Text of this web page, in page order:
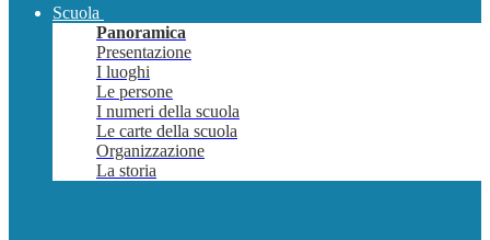
Scuola
Panoramica
Presentazione
I luoghi
Le persone
I numeri della scuola
Le carte della scuola
Organizzazione
La storia